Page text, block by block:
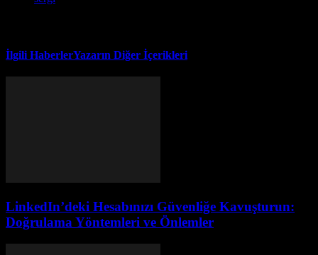
İlgili HaberlerYazarın Diğer İçerikleri
LinkedIn’deki Hesabınızı Güvenliğe Kavuşturun:
Doğrulama Yöntemleri ve Önlemler